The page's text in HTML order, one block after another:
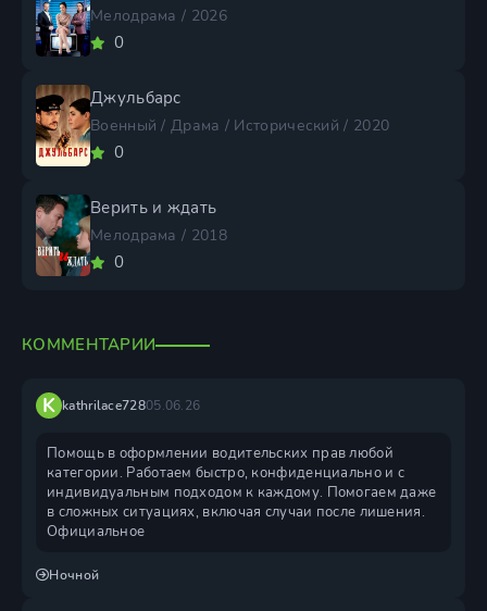
Мелодрама / 2026
0
Джульбарс
Военный / Драма / Исторический / 2020
0
Верить и ждать
Мелодрама / 2018
0
КОММЕНТАРИИ
K kathrilace72805.06.26
Помощь в оформлении водительских прав любой
категории. Работаем быстро, конфиденциально и с
индивидуальным подходом к каждому. Помогаем даже
в сложных ситуациях, включая случаи после лишения.
Официальное
Ночной